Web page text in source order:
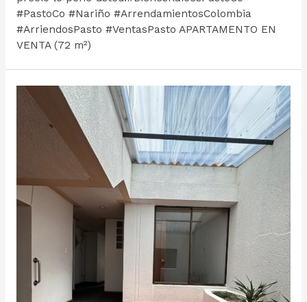
#PastoCo #Nariño #ArrendamientosColombia
#ArriendosPasto #VentasPasto APARTAMENTO EN
VENTA (72 m²)